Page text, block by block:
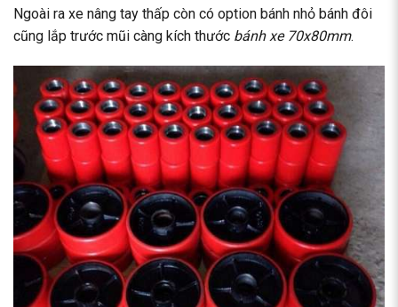
Ngoài ra xe nâng tay thấp còn có option bánh nhỏ bánh đôi
cũng lắp trước mũi càng kích thước bánh xe 70x80mm.